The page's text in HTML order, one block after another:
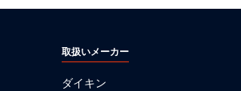
取扱いメーカー
ダイキン